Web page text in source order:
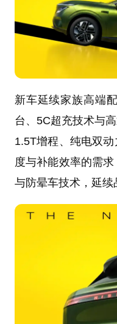
新车延续家族高端
台、5C超充技术与
1.5T增程、纯电双
度与补能效率的需
与防晕车技术，延续